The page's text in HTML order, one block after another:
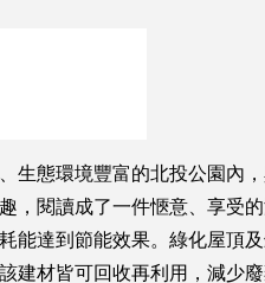
生態環境豐富的北投公園內
閱讀成了一件愜意、享受
能達到節能效果。綠化屋頂
材皆可回收再利用，減少